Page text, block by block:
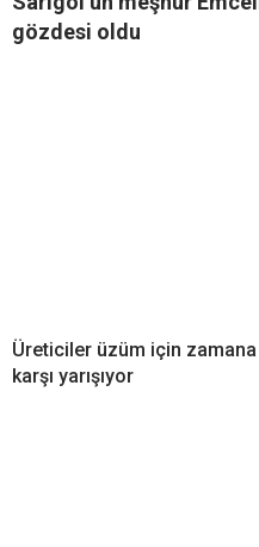
gözdesi oldu
Üreticiler üzüm için zamana
karşı yarışıyor